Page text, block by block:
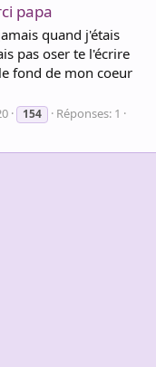
papa
quand j'étais
pas oser te l'écrire
fond de mon coeur
154
Réponses: 1